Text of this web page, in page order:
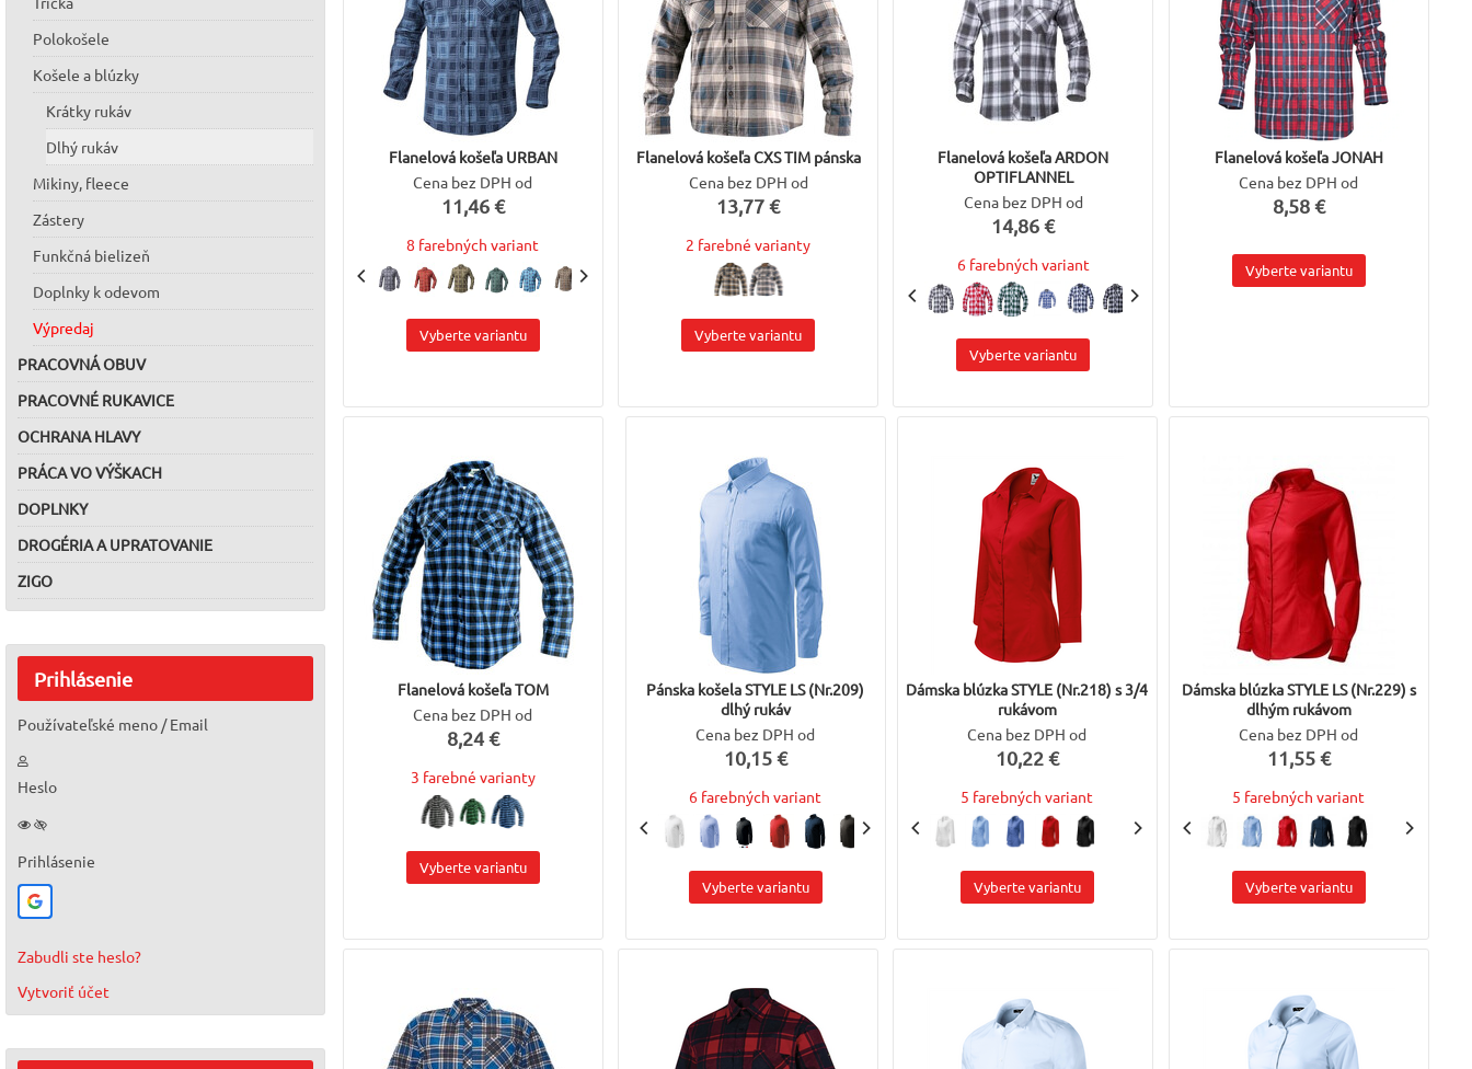
Polokošele
Košele a blúzky
Krátky rukáv
Dlhý rukáv
Mikiny, fleece
Zástery
Funkčná bielizeň
Doplnky k odevom
Výpredaj
PRACOVNÁ OBUV
PRACOVNÉ RUKAVICE
OCHRANA HLAVY
PRÁCA VO VÝŠKACH
DOPLNKY
DROGÉRIA A UPRATOVANIE
ZIGO
Prihlásenie
Používateľské meno / Email
Heslo
Prihlásenie
Zabudli ste heslo?
Vytvoriť účet
Flanelová košeľa URBAN
Cena bez DPH od
11,46 €
8 farebných variant
Vyberte variantu
Flanelová košeľa CXS TIM pánska
Cena bez DPH od
13,77 €
2 farebné varianty
Vyberte variantu
Flanelová košeľa ARDON
OPTIFLANNEL
Cena bez DPH od
14,86 €
6 farebných variant
Vyberte variantu
Flanelová košeľa JONAH
Cena bez DPH od
8,58 €
Vyberte variantu
Flanelová košeľa TOM
Cena bez DPH od
8,24 €
3 farebné varianty
Vyberte variantu
Pánska košela STYLE LS (Nr.209)
dlhý rukáv
Cena bez DPH od
10,15 €
6 farebných variant
Vyberte variantu
Dámska blúzka STYLE (Nr.218) s 3/4
rukávom
Cena bez DPH od
10,22 €
5 farebných variant
Vyberte variantu
Dámska blúzka STYLE LS (Nr.229) s
dlhým rukávom
Cena bez DPH od
11,55 €
5 farebných variant
Vyberte variantu